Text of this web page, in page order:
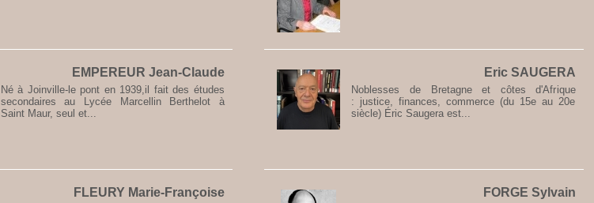
EMPEREUR Jean-Claude
Né à Joinville-le pont en 1939,il fait des études
secondaires au Lycée Marcellin Berthelot à
Saint Maur, seul et...
Eric SAUGERA
Noblesses de Bretagne et côtes d'Afrique
: justice, finances, commerce (du 15e au 20e
siècle) Éric Saugera est...
FLEURY Marie-Françoise FORGE Sylvain